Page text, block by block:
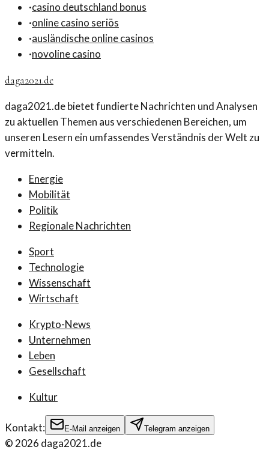
·casino deutschland bonus
·online casino seriös
·ausländische online casinos
·novoline casino
daga2021.de
daga2021.de bietet fundierte Nachrichten und Analysen
zu aktuellen Themen aus verschiedenen Bereichen, um
unseren Lesern ein umfassendes Verständnis der Welt zu
vermitteln.
Energie
Mobilität
Politik
Regionale Nachrichten
Sport
Technologie
Wissenschaft
Wirtschaft
Krypto-News
Unternehmen
Leben
Gesellschaft
Kultur
Kontakt: E-Mail anzeigen Telegram anzeigen
©2026 daga2021.de